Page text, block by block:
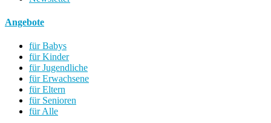
Angebote
für Babys
für Kinder
für Jugendliche
für Erwachsene
für Eltern
für Senioren
für Alle